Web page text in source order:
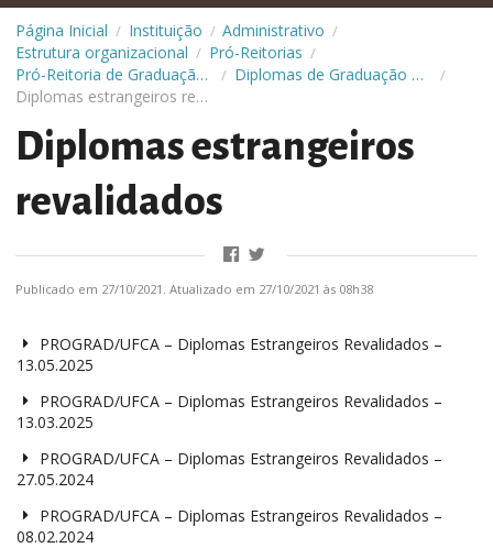
Página Inicial / Instituição / Administrativo /
Estrutura organizacional / Pró-Reitorias /
Pró-Reitoria de Graduação (Prograd) / Diplomas de Graduação Registrados /
Diplomas estrangeiros revalidados
Diplomas estrangeiros
revalidados
Publicado em 27/10/2021. Atualizado em 27/10/2021 às 08h38
PROGRAD/UFCA – Diplomas Estrangeiros Revalidados –
13.05.2025
PROGRAD/UFCA – Diplomas Estrangeiros Revalidados –
13.03.2025
PROGRAD/UFCA – Diplomas Estrangeiros Revalidados –
27.05.2024
PROGRAD/UFCA – Diplomas Estrangeiros Revalidados –
08.02.2024